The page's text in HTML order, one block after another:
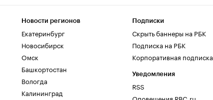
Новости регионов
Екатеринбург
Новосибирск
Омск
Башкортостан
Вологда
Калининград
Подписки
Скрыть баннеры на РБК
Подписка на РБК
Корпоративная подписка
Уведомления
RSS
Оповещения RBC.ru